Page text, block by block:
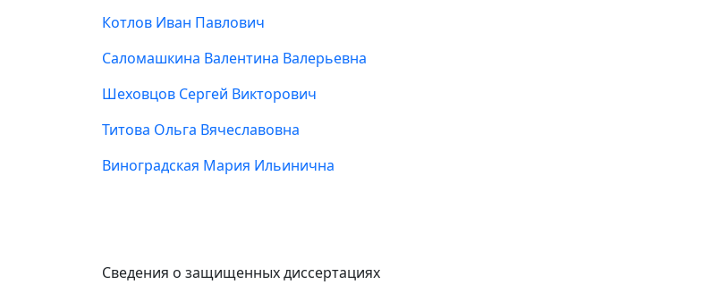
Котлов Иван Павлович
Саломашкина Валентина Валерьевна
Шеховцов Сергей Викторович
Титова Ольга Вячеславовна
Виноградская Мария Ильинична
Сведения о защищенных диссертациях